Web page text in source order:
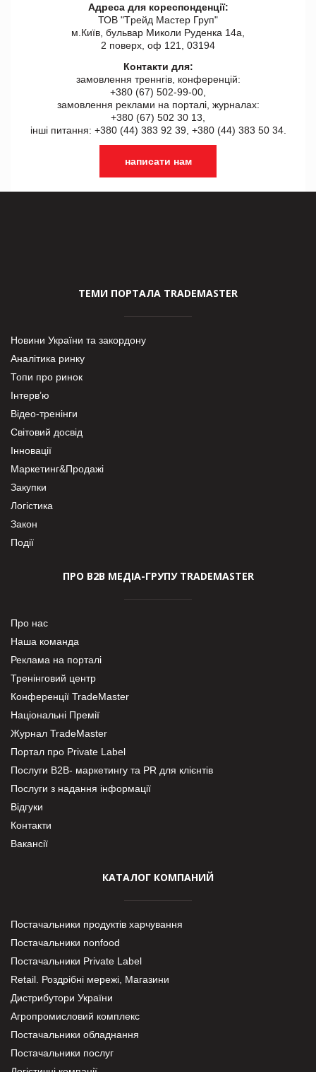
Адреса для кореспонденції:
ТОВ "Tрейд Мастер Груп"
м.Київ, бульвар Миколи Руденка 14а,
2 поверх, оф 121, 03194
Контакти для:
замовлення треннгів, конференцій:
+380 (67) 502-99-00,
замовлення реклами на порталі, журналах:
+380 (67) 502 30 13,
інші питання: +380 (44) 383 92 39, +380 (44) 383 50 34.
написати нам
ТЕМИ ПОРТАЛА TRADEMASTER
Новини України та закордону
Аналітика ринку
Топи про ринок
Інтерв’ю
Відео-тренінги
Світовий досвід
Інновації
Маркетинг&Продажі
Закупки
Логістика
Закон
Події
ПРО В2В МЕДІА-ГРУПУ TRADEMASTER
Про нас
Наша команда
Реклама на порталі
Тренінговий центр
Конференції TradeMaster
Національні Премії
Журнал TradeMaster
Портал про Private Label
Послуги В2В- маркетингу та PR для клієнтів
Послуги з надання інформації
Відгуки
Контакти
Вакансії
КАТАЛОГ КОМПАНИЙ
Постачальники продуктів харчування
Постачальники nonfood
Постачальники Private Label
Retail. Роздрібні мережі, Магазини
Дистрибутори України
Агропромисловий комплекс
Постачальники обладнання
Постачальники послуг